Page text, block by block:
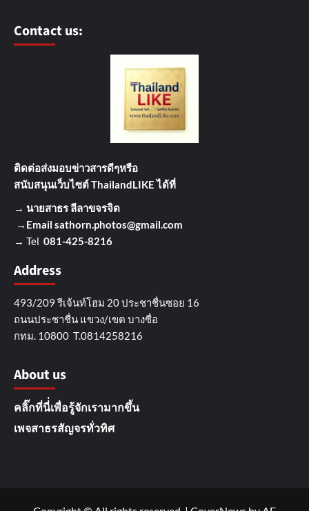
Contact us:
ติดต่อส่งมอบข่าวสารดีๆหรือ
สนับสนุนเว็บไซต์ ThailandLIKE ได้ที่
→ นายสาธร ลีลาขจรจิต
→Email sathorn.photos@gmail.com
→ Tel 081-425-8216
Address
493/209 รีเจ้นท์โฮม 20 ประชาชื่นซอย 16
ถนนประชาชื่น แขวง/เขต บางซื่อ
กทม. 10800 T.0814258216
About us
คลิ๊กที่นี่่เพื่อรู้จักเรามากขึ้น
เพจสาธรสัญจรทั่วทิศ